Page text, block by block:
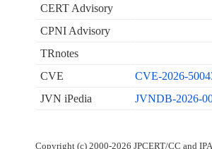
CERT Advisory
CPNI Advisory
TRnotes
CVE
CVE-2026-
JVN iPedia
JVNDB-2026-
Copyright (c) 2000-2026 JPCERT/CC and